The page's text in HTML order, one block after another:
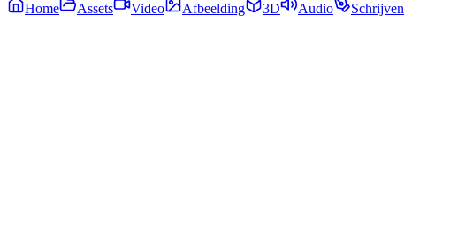
Home Assets Video Afbeelding 3D Audio Schrijven